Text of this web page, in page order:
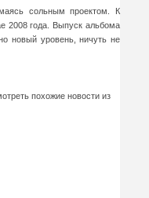
сольным проектом. К
2008 года. Выпуск альбома
новый уровень, ничуть не
похожие новости из